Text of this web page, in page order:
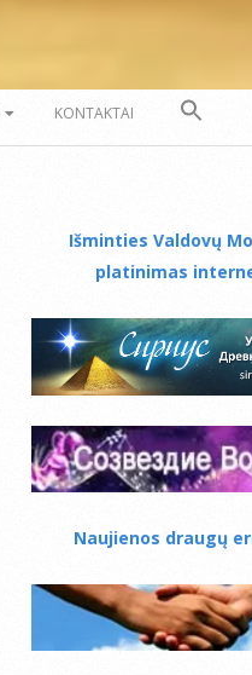
KONTAKTAI
Išminties Valdovų
platinimas
Naujienos draugų